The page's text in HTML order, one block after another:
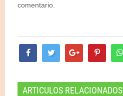
comentario.
ARTICULOS RELACIONADOS